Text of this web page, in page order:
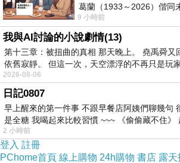
時累計駕駛時間原則上不超過8
駕駛不超過4小時，夜南投縣個
駛不超過2小時。1000公裡以上
落實中途休息制度。10月1日前
途休息點、不能實現駕駛員落地
的線路，要堅決予以停運。嚴禁
行達不到安全通行條件的三級以
間遇暴雨、濃霧等影響安全視距
一律暫停客運車輛運行。各地要
葛蘭（1933～2026）偕同
2004）乘郵輪赴倫敦6月15
9 小時前
我與AI討論的小說劇情(13)
第十三章：被扭曲的真相 那天晚上。 堯禹舜又
依舊寂靜。 但這一次，天空漂浮的不再只是玩
2026-08-06
日記0807
早上醒來的第一件事 不跟早餐店阿姨們聊幾句
是全糖 我喝起來比較習慣 ~~~ 《偷偷藏不住》
2 小時前
登入 註冊
PChome首頁 線上購物 24h購物 書店 露天